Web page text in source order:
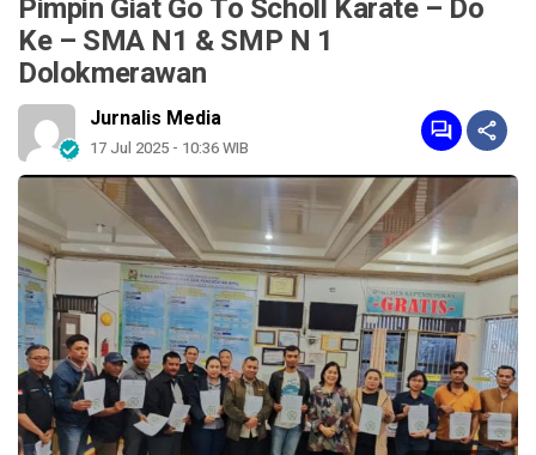
Pimpin Giat Go To Scholl Karate – Do
Ke – SMA N1 & SMP N 1
Dolokmerawan
Jurnalis Media
17 Jul 2025 - 10:36 WIB